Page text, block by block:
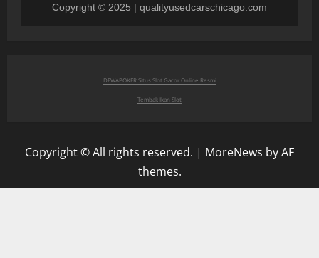
Copyright © 2025 | qualityusedcarschicago.com
DEWAPOKER Situs Slot Gacor Online Resmi
Tembak Ikan Slot
Copyright © All rights reserved. | MoreNews by AF
themes.